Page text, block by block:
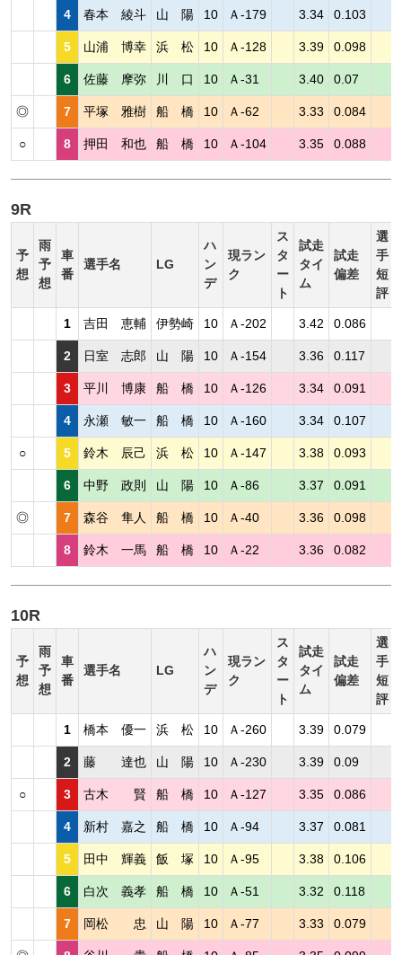
4 春本 綾斗 山 陽 10 Ａ-179 3.34 0.103
5 山浦 博幸 浜 松 10 Ａ-128 3.39 0.098
6 佐藤 摩弥 川 口 10 Ａ-31 3.40 0.07
◎ 7 平塚 雅樹 船 橋 10 Ａ-62 3.33 0.084
○ 8 押田 和也 船 橋 10 Ａ-104 3.35 0.088
9R
予
想
雨
予
想
車
番
選手名 LG
ハ
ン
デ
現ラン
ク
ス
タ
ー
ト
試走
タイ
ム
試走
偏差
選
手
短
評
1 吉田 恵輔 伊勢崎 10 Ａ-202 3.42 0.086
2 日室 志郎 山 陽 10 Ａ-154 3.36 0.117
3 平川 博康 船 橋 10 Ａ-126 3.34 0.091
4 永瀬 敏一 船 橋 10 Ａ-160 3.34 0.107
○ 5 鈴木 辰己 浜 松 10 Ａ-147 3.38 0.093
6 中野 政則 山 陽 10 Ａ-86 3.37 0.091
◎ 7 森谷 隼人 船 橋 10 Ａ-40 3.36 0.098
8 鈴木 一馬 船 橋 10 Ａ-22 3.36 0.082
10R
予
想
雨
予
想
車
番
選手名 LG
ハ
ン
デ
現ラン
ク
ス
タ
ー
ト
試走
タイ
ム
試走
偏差
選
手
短
評
1 橋本 優一 浜 松 10 Ａ-260 3.39 0.079
2 藤 達也 山 陽 10 Ａ-230 3.39 0.09
○ 3 古木 賢 船 橋 10 Ａ-127 3.35 0.086
4 新村 嘉之 船 橋 10 Ａ-94 3.37 0.081
5 田中 輝義 飯 塚 10 Ａ-95 3.38 0.106
6 白次 義孝 船 橋 10 Ａ-51 3.32 0.118
7 岡松 忠 山 陽 10 Ａ-77 3.33 0.079